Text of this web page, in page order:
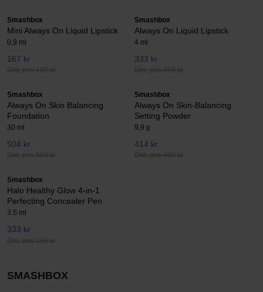
Smashbox
Mini Always On Liquid Lipstick
0,9 ml
167 kr
Ord. pris 185 kr
Smashbox
Always On Liquid Lipstick
4 ml
333 kr
Ord. pris 369 kr
Smashbox
Always On Skin Balancing
Foundation
30 ml
504 kr
Ord. pris 559 kr
Smashbox
Always On Skin-Balancing
Setting Powder
9,9 g
414 kr
Ord. pris 460 kr
Smashbox
Halo Healthy Glow 4-in-1
Perfecting Concealer Pen
3.5 ml
333 kr
Ord. pris 369 kr
SMASHBOX